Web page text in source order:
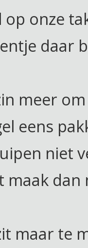
op onze
daar
meer
eens
niet
maak
maar te